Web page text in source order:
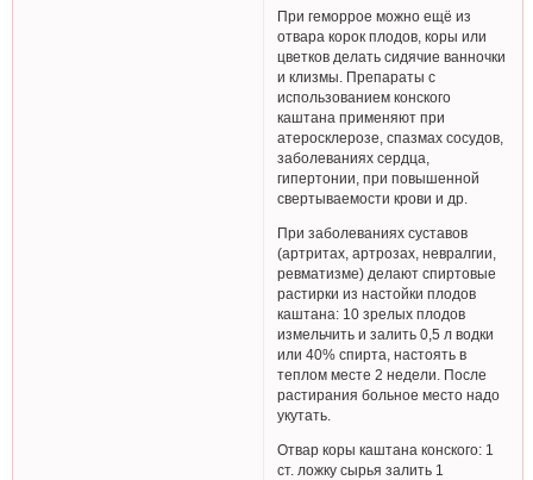
При геморрое можно ещё из
отвара корок плодов, коры или
цветков делать сидячие ванночки
и клизмы. Препараты с
использованием конского
каштана применяют при
атеросклерозе, спазмах сосудов,
заболеваниях сердца,
гипертонии, при повышенной
свертываемости крови и др.
При заболеваниях суставов
(артритах, артрозах, невралгии,
ревматизме) делают спиртовые
растирки из настойки плодов
каштана: 10 зрелых плодов
измельчить и залить 0,5 л водки
или 40% спирта, настоять в
теплом месте 2 недели. После
растирания больное место надо
укутать.
Отвар коры каштана конского: 1
ст. ложку сырья залить 1